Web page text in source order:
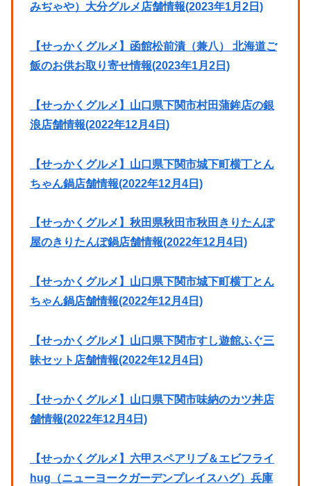
みぢゃや）大分グルメ店舗情報(2023年1月2日)
【せっかくグルメ】函館松前漬（兼八） 北海道ご
飯のお供お取り寄せ情報(2023年1月2日)
【せっかくグルメ】山口県下関市村田蒲鉾店の銀
浪店舗情報(2022年12月4日)
【せっかくグルメ】山口県下関市城下町横丁とん
ちゃん鍋店舗情報(2022年12月4日)
【せっかくグルメ】秋田県秋田市秋田きりたんぽ
屋のきりたんぽ鍋店舗情報(2022年12月4日)
【せっかくグルメ】山口県下関市城下町横丁とん
ちゃん鍋店舗情報(2022年12月4日)
【せっかくグルメ】山口県下関市すし遊館ふぐ三
昧セット店舗情報(2022年12月4日)
【せっかくグルメ】山口県下関市味納のカツ丼店
舗情報(2022年12月4日)
【せっかくグルメ】六甲スペアリブ＆エビフライ
hug（ニューヨークガーデンプレイスハグ）兵庫